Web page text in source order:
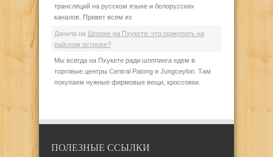
трансляций на русском языке и белорусских
каналов. Привет всем из
Данила на Шопинг на Пхукете: что прикупить на
райском острове?
Мы всегда на Пхукете ради шоппинга едем в
торговые центры Central Patong и Jungceylon. Там
покупаем нужные фирмовые вещи, кроссовки.
ПОЛЕЗНЫЕ ССЫЛКИ